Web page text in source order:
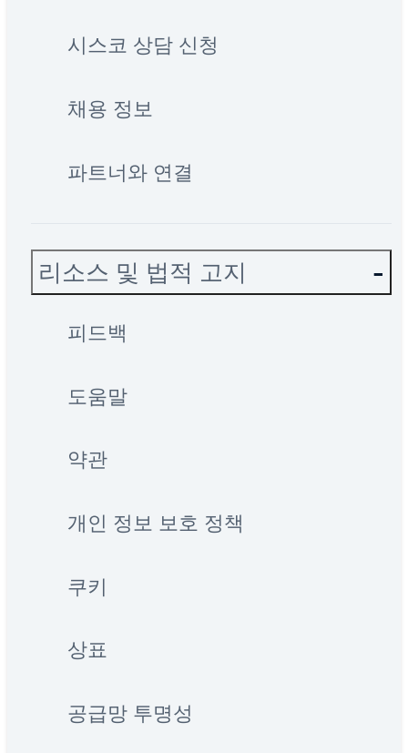
시스코 상담 신청
채용 정보
파트너와 연결
리소스 및 법적 고지
피드백
도움말
약관
개인 정보 보호 정책
쿠키
상표
공급망 투명성